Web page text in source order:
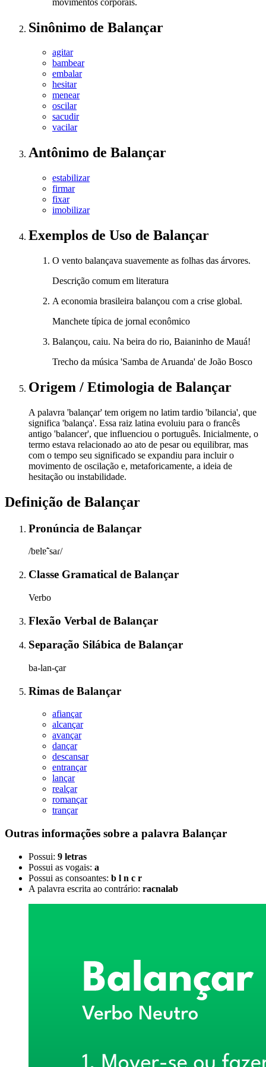
Sinônimo de Balançar
agitar
bambear
embalar
hesitar
menear
oscilar
sacudir
vacilar
Antônimo de Balançar
estabilizar
firmar
fixar
imobilizar
Exemplos de Uso de Balançar
O vento balançava suavemente as folhas das árvores.
Descrição comum em literatura
A economia brasileira balançou com a crise global.
Manchete típica de jornal econômico
Balançou, caiu. Na beira do rio, Baianinho de Mauá!
Trecho da música 'Samba de Aruanda' de João Bosco
Origem / Etimologia de Balançar
A palavra 'balançar' tem origem no latim tardio 'bilancia', que
significa 'balança'. Essa raiz latina evoluiu para o francês
antigo 'balancer', que influenciou o português. Inicialmente, o
termo estava relacionado ao ato de pesar ou equilibrar, mas
com o tempo seu significado se expandiu para incluir o
movimento de oscilação e, metaforicamente, a ideia de
hesitação ou instabilidade.
Definição de Balançar
Pronúncia de Balançar
/bɐlɐ̃ˈsaɾ/
Classe Gramatical de Balançar
Verbo
Flexão Verbal de Balançar
Separação Silábica de Balançar
ba-lan-çar
Rimas de Balançar
afiançar
alcançar
avançar
dançar
descansar
entrançar
lançar
realçar
romançar
trançar
Outras informações sobre a palavra Balançar
Possui: 9 letras
Possui as vogais: a
Possui as consoantes: b l n c r
A palavra escrita ao contrário: racnalab